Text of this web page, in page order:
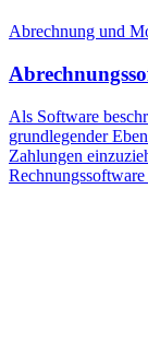
Abrechnung und
Als Software
grundlegender
Zahlungen